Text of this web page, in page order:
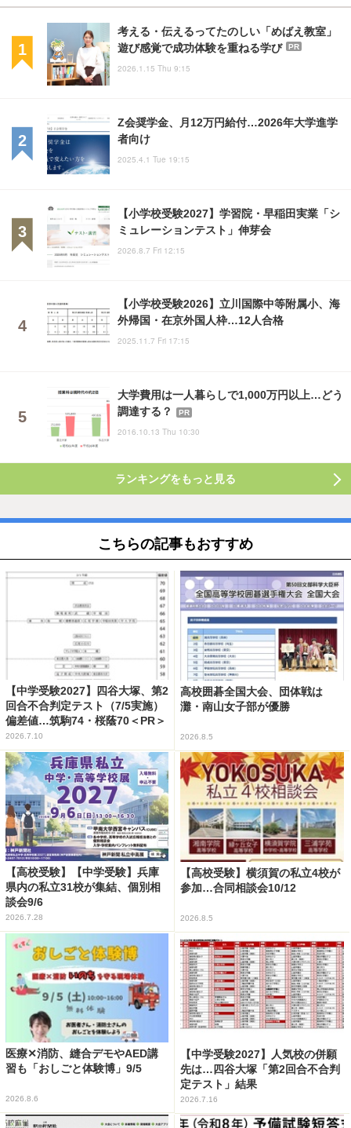
考える・伝えるってたのしい「めばえ教室」
遊び感覚で成功体験を重ねる学び
PR
2026.1.15 Thu 9:15
Z会奨学金、月12万円給付…2026年大学進学
者向け
2025.4.1 Tue 19:15
【小学校受験2027】学習院・早稲田実業「シ
ミュレーションテスト」伸芽会
2026.8.7 Fri 12:15
【小学校受験2026】立川国際中等附属小、海
外帰国・在京外国人枠…12人合格
2025.11.7 Fri 17:15
大学費用は一人暮らしで1,000万円以上…どう
調達する？
PR
2016.10.13 Thu 10:30
ランキングをもっと見る
こちらの記事もおすすめ
【中学受験2027】四谷大塚、第2
回合不合判定テスト（7/5実施）
偏差値…筑駒74・桜蔭70＜PR＞
2026.7.10
高校囲碁全国大会、団体戦は
灘・南山女子部が優勝
2026.8.5
【高校受験】【中学受験】兵庫
県内の私立31校が集結、個別相
談会9/6
2026.7.28
【高校受験】横須賀の私立4校が
参加…合同相談会10/12
2026.8.5
医療✕消防、縫合デモやAED講
習も「おしごと体験博」9/5
2026.8.6
【中学受験2027】人気校の併願
先は…四谷大塚「第2回合不合判
定テスト」結果
2026.7.16